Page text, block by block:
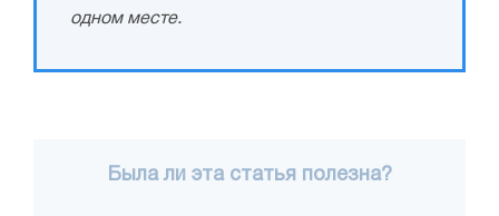
одном месте.
Была ли эта статья полезна?